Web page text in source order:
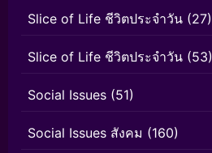
Slice of Life ชีวิตประจำวัน (27)
Slice of Life ชีวิตประจำวัน (53)
Social Issues (51)
Social Issues สังคม (160)